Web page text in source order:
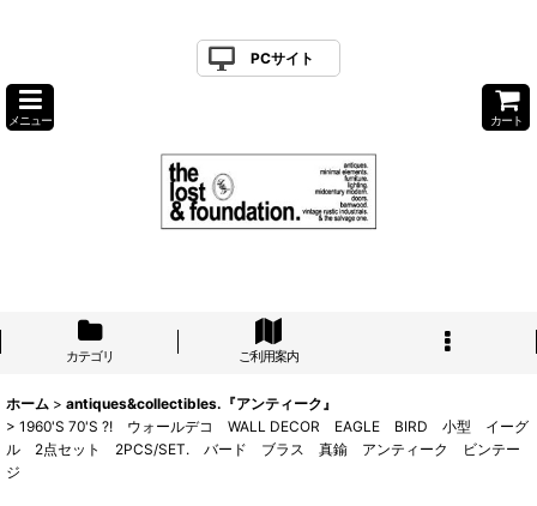
PCサイト
メニュー カート
カテゴリ ご利用案内
ホーム > antiques&collectibles.『アンティーク』
> 1960'S 70'S ?! ウォールデコ WALL DECOR EAGLE BIRD 小型 イーグ
ル 2点セット 2PCS/SET. バード ブラス 真鍮 アンティーク ビンテー
ジ